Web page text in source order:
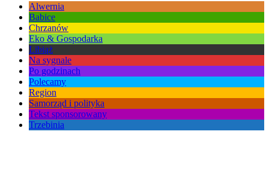
Alwernia
Babice
Chrzanów
Eko & Gospodarka
Libiąż
Na sygnale
Po godzinach
Polecamy
Region
Samorząd i polityka
Tekst sponsorowany
Trzebinia